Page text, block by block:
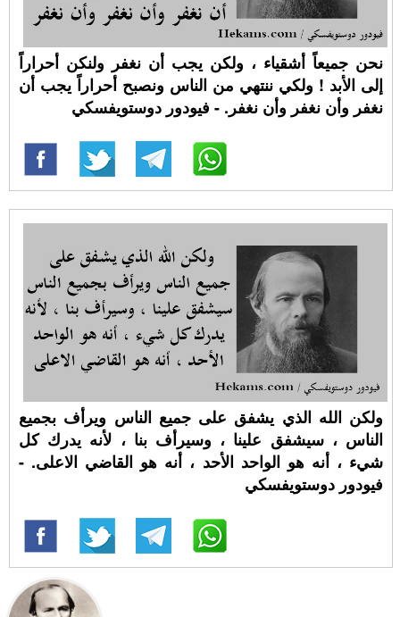
نحن جميعاً أشقياء ، ولكن يجب أن نغفر ولنكن أحراراً
إلى الأبد ! ولكي ننتهي من الناس ونصبح أحراراً يجب أن
نغفر وأن نغفر وأن نغفر. - فيودور دوستويفسكي
ولكن الله الذي يشفق على جميع الناس ويرأف بجميع
الناس ، سيشفق علينا ، وسيرأف بنا ، لأنه يدرك كل
شيء ، أنه هو الواحد الأحد ، أنه هو القاضي الاعلى. -
فيودور دوستويفسكي